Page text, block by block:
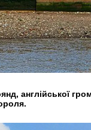
англійської